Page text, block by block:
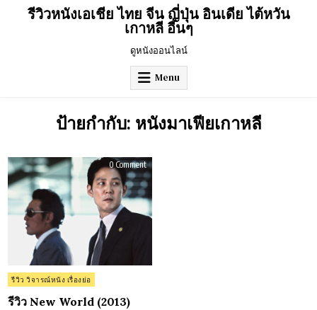
รีวิวหนังเอเชีย ไทย จีน ญี่ปุ่น อินเดีย ไต้หวัน
เกาหลี อื่นๆ
ดูหนังออนไลน์
Menu
ป้ายกำกับ: หนังมาเฟียเกาหลี
0 Commenton
รีวิว
New
World
(2013)
Posted
in
รีวิว วิจารณ์หนัง เรื่องย่อ
รีวิว New World (2013)